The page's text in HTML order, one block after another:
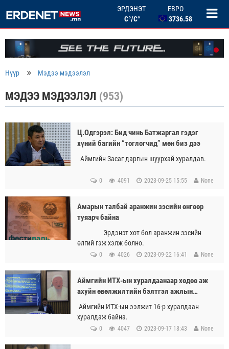
ЭРДЭНЭТ
C°/C°
3736.58
БНХАУ ЮАНЬ
506.33
ОХУ РУБЛЬ
БНСУ ВОН
Нүүр Мэдээ мэдээлэл
МЭДЭЭ МЭДЭЭЛЭЛ (953)
Ц.Одгэрэл: Бид чинь Батжаргал гэдэг
хүний багийн “тоглогчид” мөн биз дээ
Аймгийн Засаг даргын шуурхай хуралдав.
0 4091 2023-09-25 15:55 None
Амарын талбай аранжин зэсийн өнгөөр
туяарч байна
Эрдэнэт хот бол аранжин зэсийн
өлгий гэж хэлж болно.
0 4026 2023-09-22 16:41 None
Аймгийн ИТХ-ын хуралдаанаар хөдөө аж
ахуйн өвөлжилтийн бэлтгэл ажлын
явцыг танилцууллаа
Аймгийн ИТХ-ын ээлжит 16-р хуралдаан
хуралдаж байна.
0 4047 2023-09-17 18:43 None